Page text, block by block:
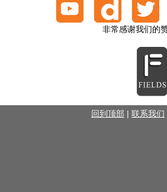
非常感谢我们的
回到顶部 | 联系我们